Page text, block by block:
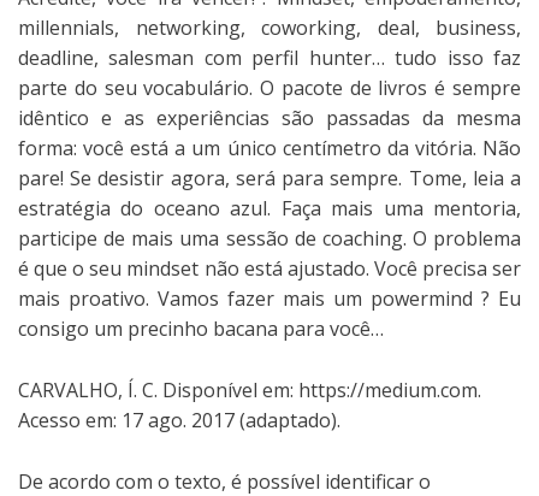
millennials, networking, coworking, deal, business,
deadline, salesman com perfil hunter… tudo isso faz
parte do seu vocabulário. O pacote de livros é sempre
idêntico e as experiências são passadas da mesma
forma: você está a um único centímetro da vitória. Não
pare! Se desistir agora, será para sempre. Tome, leia a
estratégia do oceano azul. Faça mais uma mentoria,
participe de mais uma sessão de coaching. O problema
é que o seu mindset não está ajustado. Você precisa ser
mais proativo. Vamos fazer mais um powermind ? Eu
consigo um precinho bacana para você…
CARVALHO, Í. C. Disponível em: https://medium.com.
Acesso em: 17 ago. 2017 (adaptado).
De acordo com o texto, é possível identificar o